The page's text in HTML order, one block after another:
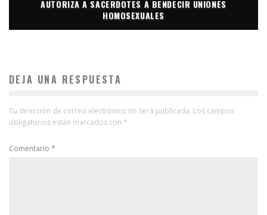
AUTORIZA A SACERDOTES A BENDECIR UNIONES
HOMOSEXUALES
DEJA UNA RESPUESTA
Tu dirección de correo electrónico no será publicada. Los campos
obligatorios están marcados con *
Comentario *